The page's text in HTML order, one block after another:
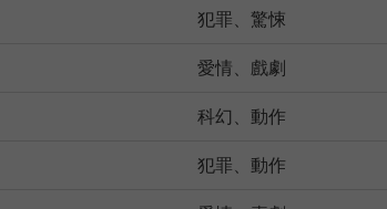
犯罪、驚悚
愛情、戲劇
科幻、動作
犯罪、動作